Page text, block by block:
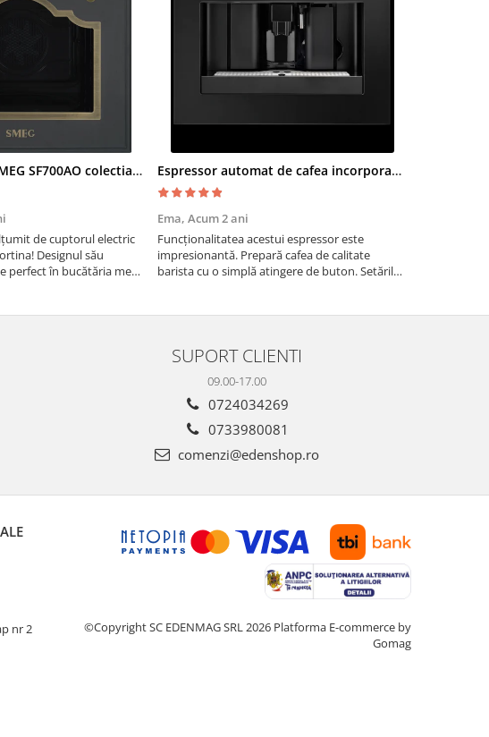
Cuptor electric SMEG SF700AO colectia Cortina
de cuptorul electric
Designul său
perfect în bucătăria mea,
Espressor automat de cafea incorporabil De Dietrich Platinum
Ema, Acum 2 ani
Funcționalitatea acestui espressor este
impresionantă. Prepară cafea de calitate
barista cu o simplă atingere de buton. Setările
pentru a sa...
gospodărie!
SUPORT CLIENTI
09.00-17.00
0724034269
0733980081
comenzi@edenshop.ro
nr 2
©Copyright SC EDENMAG SRL 2026 Platforma E-commerce by
Gomag